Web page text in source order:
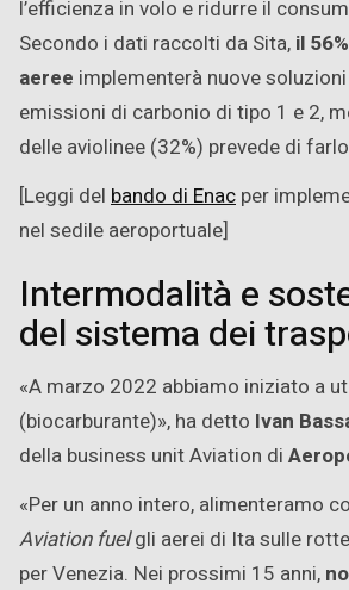
l’efficienza in volo e ridurre il
Secondo i dati raccolti da Sita, il
aeree implementerà nuove
emissioni di carbonio di tipo 1 e 2,
delle aviolinee (32%) prevede di
[Leggi del bando di Enac per
nel sedile aeroportuale]
Intermodalità e
del sistema dei
«A marzo 2022 abbiamo iniziato a
(biocarburante)», ha detto Ivan
della business unit Aviation di
«Per un anno intero, alimenteramo
Aviation fuelgli aerei di Ita sulle
per Venezia. Nei prossimi 15 anni,